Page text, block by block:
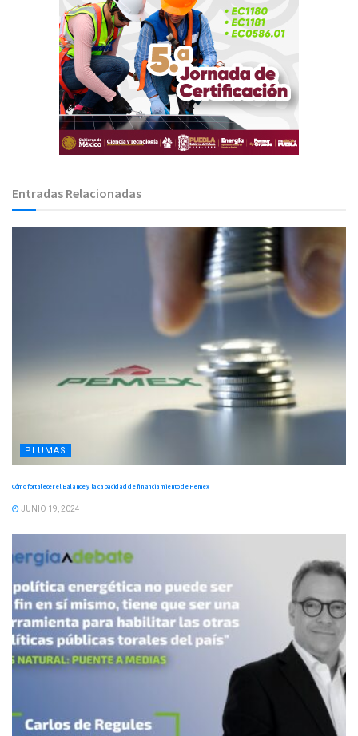
Entradas Relacionadas
PLUMAS
Cómo fortalecer el Balance y la capacidad de financiamiento de Pemex
JUNIO 19, 2024